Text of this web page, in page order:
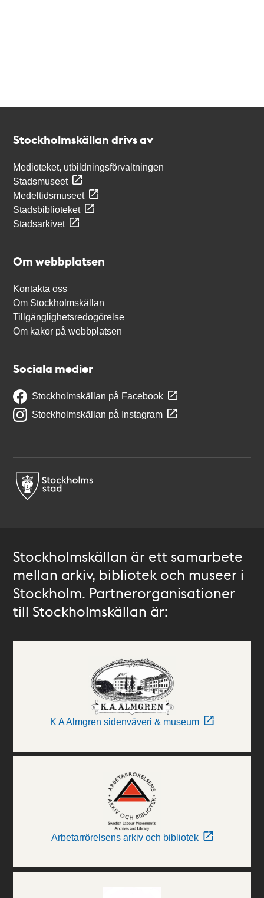
Stockholmskällan drivs av
Medioteket, utbildningsförvaltningen
Stadsmuseet
Medeltidsmuseet
Stadsbiblioteket
Stadsarkivet
Om webbplatsen
Kontakta oss
Om Stockholmskällan
Tillgänglighetsredogörelse
Om kakor på webbplatsen
Sociala medier
Stockholmskällan på Facebook
Stockholmskällan på Instagram
Stockholmskällan är ett samarbete
mellan arkiv, bibliotek och museer i
Stockholm. Partnerorganisationer
till Stockholmskällan är:
K A Almgren sidenväveri & museum
Arbetarrörelsens arkiv och bibliotek